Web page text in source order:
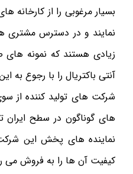
بسیار مرغوبی را از کارخانه
نمایند و در دسترس مشتری
زیادی هستند که نمونه های
آنتی باکتریال را با رجوع به
شرکت های تولید کننده از
های گوناگون در سطح ایران
نماینده های پخش این
کیفیت آن ها را به فروش می